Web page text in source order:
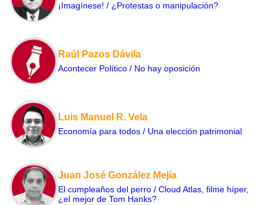
¡Imagínese! / ¿Protestas o manipulación?
Raúl Pazos Dávila
Acontecer Político / No hay oposición
Luis Manuel R. Vela
Economía para todos / Una elección patrimonial
Juan José González Mejía
El cumpleaños del perro / Cloud Atlas, filme híper,
¿el mejor de Tom Hanks?